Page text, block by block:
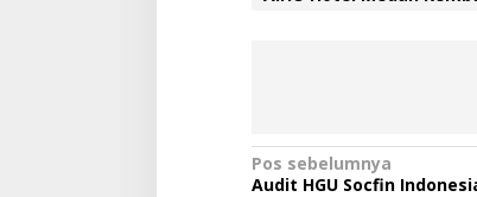
N
Pos sebelumnya
Audit HGU Socfin